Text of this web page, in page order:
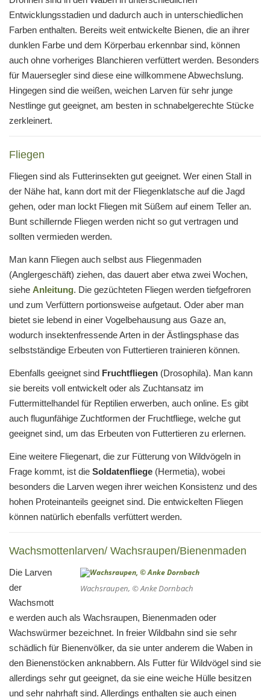
Entwicklungsstadien und dadurch auch in unterschiedlichen
Farben enthalten. Bereits weit entwickelte Bienen, die an ihrer
dunklen Farbe und dem Körperbau erkennbar sind, können
auch ohne vorheriges Blanchieren verfüttert werden. Besonders
für Mauersegler sind diese eine willkommene Abwechslung.
Hingegen sind die weißen, weichen Larven für sehr junge
Nestlinge gut geeignet, am besten in schnabelgerechte Stücke
zerkleinert.
Fliegen
Fliegen sind als Futterinsekten gut geeignet. Wer einen Stall in
der Nähe hat, kann dort mit der Fliegenklatsche auf die Jagd
gehen, oder man lockt Fliegen mit Süßem auf einem Teller an.
Bunt schillernde Fliegen werden nicht so gut vertragen und
sollten vermieden werden.
Man kann Fliegen auch selbst aus Fliegenmaden
(Anglergeschäft) ziehen, das dauert aber etwa zwei Wochen,
siehe Anleitung. Die gezüchteten Fliegen werden tiefgefroren
und zum Verfüttern portionsweise aufgetaut. Oder aber man
bietet sie lebend in einer Vogelbehausung aus Gaze an,
wodurch insektenfressende Arten in der Ästlingsphase das
selbstständige Erbeuten von Futtertieren trainieren können.
Ebenfalls geeignet sind Fruchtfliegen (Drosophila). Man kann
sie bereits voll entwickelt oder als Zuchtansatz im
Futtermittelhandel für Reptilien erwerben, auch online. Es gibt
auch flugunfähige Zuchtformen der Fruchtfliege, welche gut
geeignet sind, um das Erbeuten von Futtertieren zu erlernen.
Eine weitere Fliegenart, die zur Fütterung von Wildvögeln in
Frage kommt, ist die Soldatenfliege (Hermetia), wobei
besonders die Larven wegen ihrer weichen Konsistenz und des
hohen Proteinanteils geeignet sind. Die entwickelten Fliegen
können natürlich ebenfalls verfüttert werden.
Wachsmottenlarven/ Wachsraupen/Bienenmaden
Wachsraupen, © Anke Dornbach
Die Larven
der
Wachsmott
e werden auch als Wachsraupen, Bienenmaden oder
Wachswürmer bezeichnet. In freier Wildbahn sind sie sehr
schädlich für Bienenvölker, da sie unter anderem die Waben in
den Bienenstöcken anknabbern. Als Futter für Wildvögel sind sie
allerdings sehr gut geeignet, da sie eine weiche Hülle besitzen
und sehr nahrhaft sind. Allerdings enthalten sie auch einen